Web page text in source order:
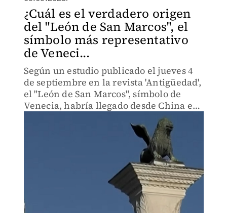
¿Cuál es el verdadero origen
del "León de San Marcos", el
símbolo más representativo
de Veneci...
Según un estudio publicado el jueves 4
de septiembre en la revista 'Antigüedad',
el "León de San Marcos", símbolo de
Venecia, habría llegado desde China en